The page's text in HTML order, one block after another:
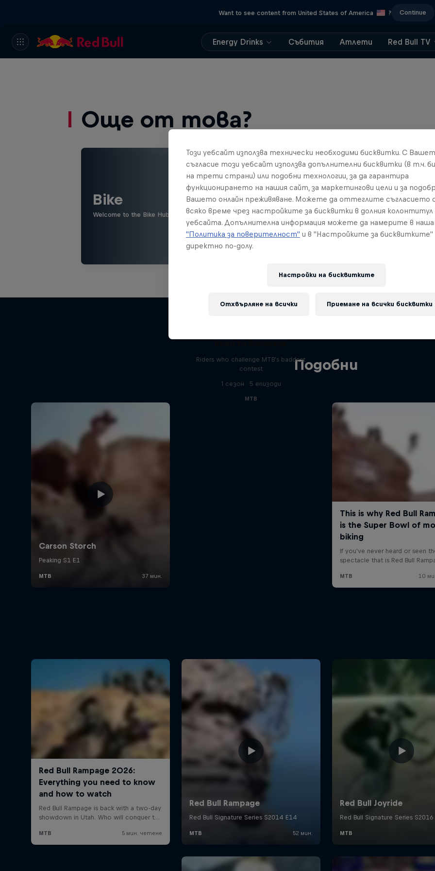
Want to see content from United States of America ? Continue
Energy Drinks Събития Атлети Red Bull TV
Още от това?
Bike
Welcome to the Bike Hub, where you will find an action-packed collection of two-wheel films, shows …
Подобни
Riders who challenge MTB's baddest
contest
1 сезон · 5 епизоди
MTB
Този уебсайт използва технически необходими бисквитки. С
съгласие този уебсайт използва допълнителни бисквитки (в т.ч.
на трети страни) или подобни технологии, за да гарантира
функционирането на нашия сайт, за маркетингови цели и за
Вашето онлайн преживяване. Можете да оттеглите съгласието
всяко време чрез настройките за бисквитки в долния колонтитул
уебсайта. Допълнителна информация можете да намерите в
"Политика за поверителност" и в "Настройките за бисквитките"
директно по-долу.
Настройки на бисквитките
Отхвърляне на всички Приемане на всички бисквитки